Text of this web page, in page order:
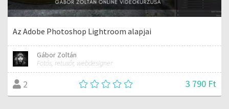
Az Adobe Photoshop Lightroom alapjai
Gábor Zoltán
Fotós, retusőr, webdesigner
2 3 790 Ft